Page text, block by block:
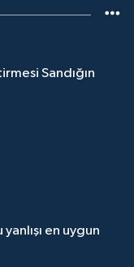
Sandığın
en uygun